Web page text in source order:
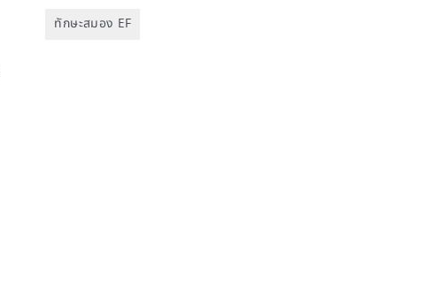
ทักษะสมอง EF